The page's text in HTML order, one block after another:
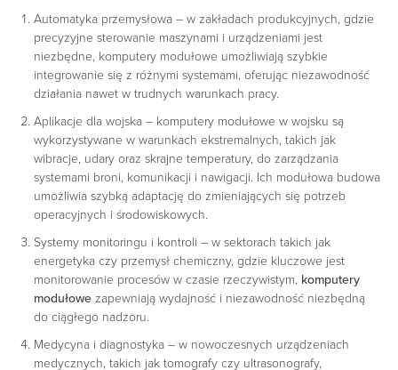
Automatyka przemysłowa – w zakładach produkcyjnych, gdzie
precyzyjne sterowanie maszynami i urządzeniami jest
niezbędne, komputery modułowe umożliwiają szybkie
integrowanie się z różnymi systemami, oferując niezawodność
działania nawet w trudnych warunkach pracy.
Aplikacje dla wojska – komputery modułowe w wojsku są
wykorzystywane w warunkach ekstremalnych, takich jak
wibracje, udary oraz skrajne temperatury, do zarządzania
systemami broni, komunikacji i nawigacji. Ich modułowa budowa
umożliwia szybką adaptację do zmieniających się potrzeb
operacyjnych i środowiskowych.
Systemy monitoringu i kontroli – w sektorach takich jak
energetyka czy przemysł chemiczny, gdzie kluczowe jest
monitorowanie procesów w czasie rzeczywistym, komputery
modułowe zapewniają wydajność i niezawodność niezbędną
do ciągłego nadzoru.
Medycyna i diagnostyka – w nowoczesnych urządzeniach
medycznych, takich jak tomografy czy ultrasonografy,